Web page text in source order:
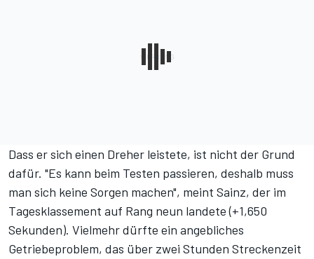
Dass er sich einen Dreher leistete, ist nicht der Grund
dafür. "Es kann beim Testen passieren, deshalb muss
man sich keine Sorgen machen", meint Sainz, der im
Tagesklassement auf Rang neun landete (+1,650
Sekunden). Vielmehr dürfte ein angebliches
Getriebeproblem, das über zwei Stunden Streckenzeit